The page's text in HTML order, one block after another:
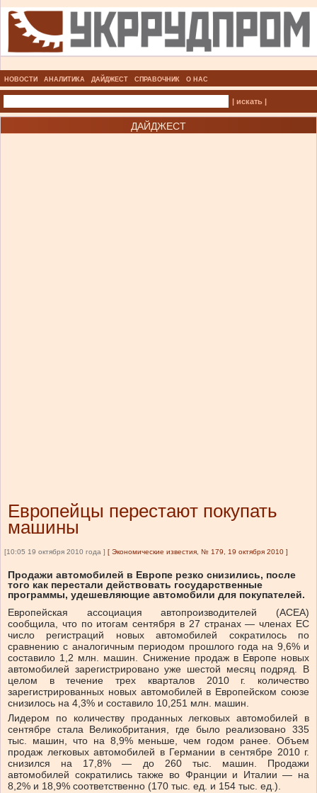
НОВОСТИ АНАЛИТИКА ДАЙДЖЕСТ СПРАВОЧНИК О НАС
| искать |
ДАЙДЖЕСТ
Европейцы перестают покупать
машины
[10:05 19 октября 2010 года ] [ Экономические известия, № 179, 19 октября 2010 ]
Продажи автомобилей в Европе резко снизились, после
того как перестали действовать государственные
программы, удешевляющие автомобили для покупателей.
Европейская ассоциация автопроизводителей (ACEA)
сообщила, что по итогам сентября в 27 странах — членах ЕС
число регистраций новых автомобилей сократилось по
сравнению с аналогичным периодом прошлого года на 9,6% и
составило 1,2 млн. машин. Снижение продаж в Европе новых
автомобилей зарегистрировано уже шестой месяц подряд. В
целом в течение трех кварталов 2010 г. количество
зарегистрированных новых автомобилей в Европейском союзе
снизилось на 4,3% и составило 10,251 млн. машин.
Лидером по количеству проданных легковых автомобилей в
сентябре стала Великобритания, где было реализовано 335
тыс. машин, что на 8,9% меньше, чем годом ранее. Объем
продаж легковых автомобилей в Германии в сентябре 2010 г.
снизился на 17,8% — до 260 тыс. машин. Продажи
автомобилей сократились также во Франции и Италии — на
8,2% и 18,9% соответственно (170 тыс. ед. и 154 тыс. ед.).